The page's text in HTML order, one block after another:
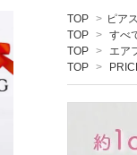
TOP > ピア
TOP > すべ
TOP >
エア
TOP >